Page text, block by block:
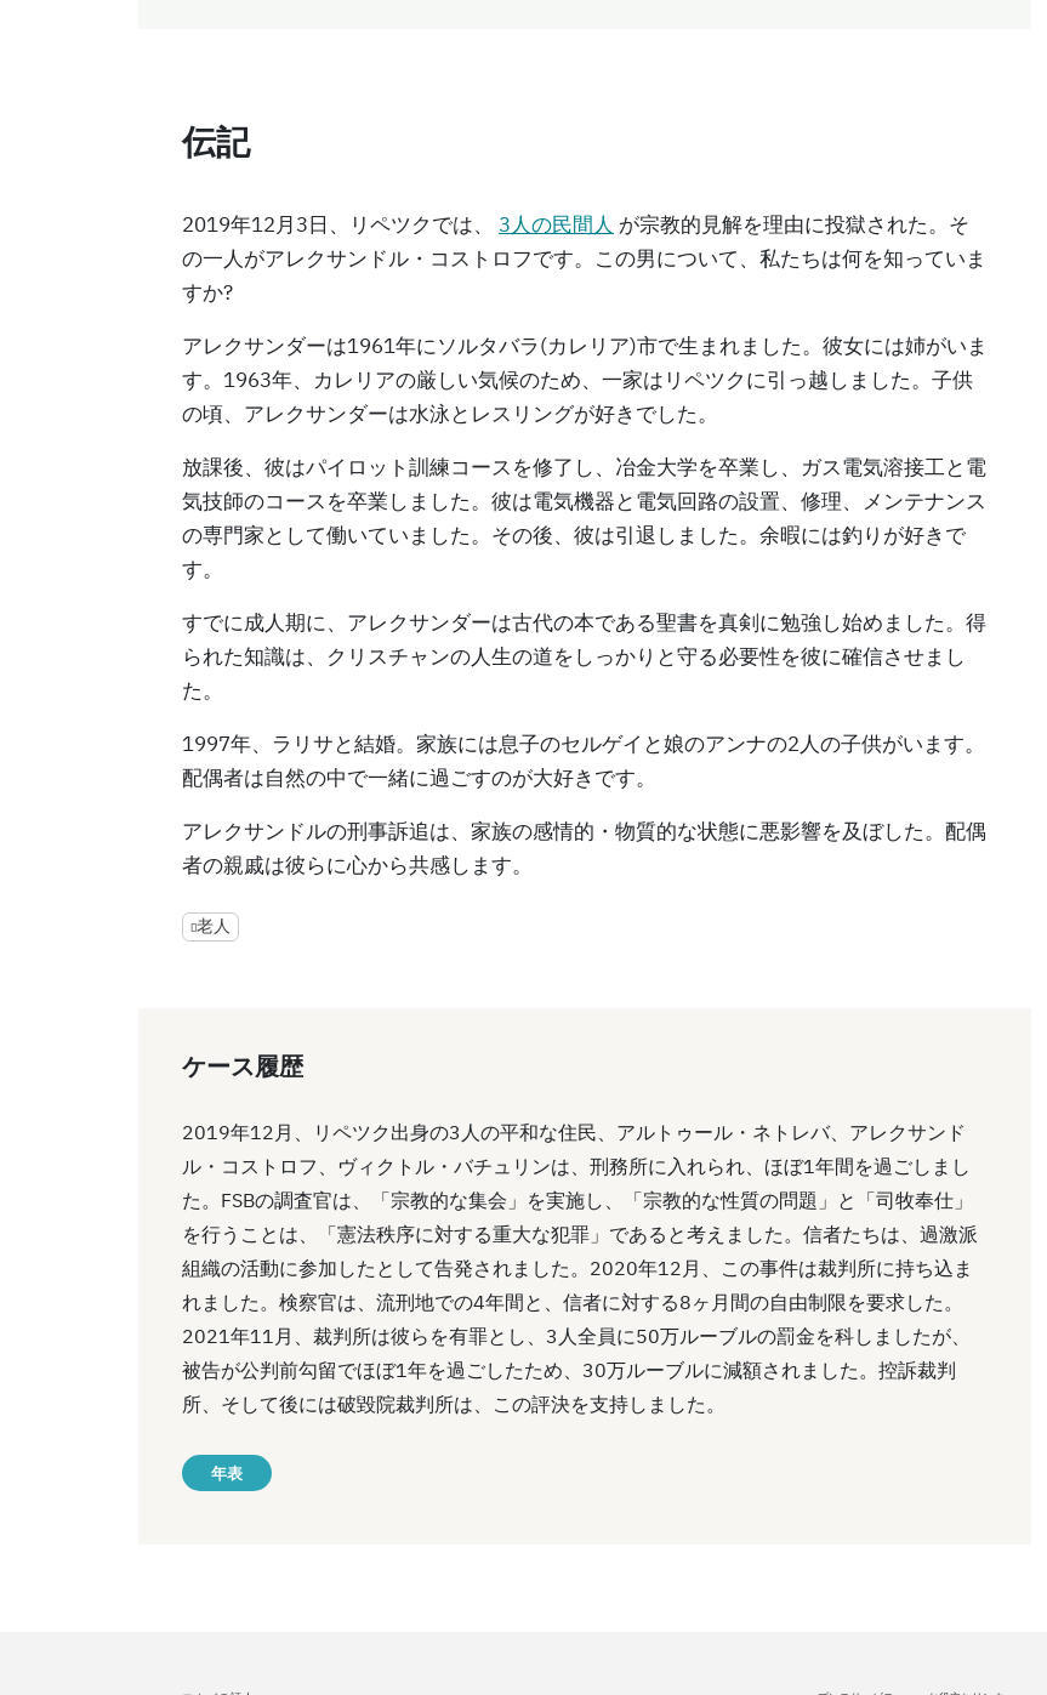
伝記
2019年12月3日、リペツクでは、 3人の民間人 が宗教的見解を理由に投獄された。そ
の一人がアレクサンドル・コストロフです。この男について、私たちは何を知っていま
すか?
アレクサンダーは1961年にソルタバラ(カレリア)市で生まれました。彼女には姉がいま
す。1963年、カレリアの厳しい気候のため、一家はリペツクに引っ越しました。子供
の頃、アレクサンダーは水泳とレスリングが好きでした。
放課後、彼はパイロット訓練コースを修了し、冶金大学を卒業し、ガス電気溶接工と電
気技師のコースを卒業しました。彼は電気機器と電気回路の設置、修理、メンテナンス
の専門家として働いていました。その後、彼は引退しました。余暇には釣りが好きで
す。
すでに成人期に、アレクサンダーは古代の本である聖書を真剣に勉強し始めました。得
られた知識は、クリスチャンの人生の道をしっかりと守る必要性を彼に確信させまし
た。
1997年、ラリサと結婚。家族には息子のセルゲイと娘のアンナの2人の子供がいます。
配偶者は自然の中で一緒に過ごすのが大好きです。
アレクサンドルの刑事訴追は、家族の感情的・物質的な状態に悪影響を及ぼした。配偶
者の親戚は彼らに心から共感します。
老人
ケース履歴
2019年12月、リペツク出身の3人の平和な住民、アルトゥール・ネトレバ、アレクサンド
ル・コストロフ、ヴィクトル・バチュリンは、刑務所に入れられ、ほぼ1年間を過ごしまし
た。FSBの調査官は、「宗教的な集会」を実施し、「宗教的な性質の問題」と「司牧奉仕」
を行うことは、「憲法秩序に対する重大な犯罪」であると考えました。信者たちは、過激派
組織の活動に参加したとして告発されました。2020年12月、この事件は裁判所に持ち込ま
れました。検察官は、流刑地での4年間と、信者に対する8ヶ月間の自由制限を要求した。
2021年11月、裁判所は彼らを有罪とし、3人全員に50万ルーブルの罰金を科しましたが、
被告が公判前勾留でほぼ1年を過ごしたため、30万ルーブルに減額されました。控訴裁判
所、そして後には破毀院裁判所は、この評決を支持しました。
年表